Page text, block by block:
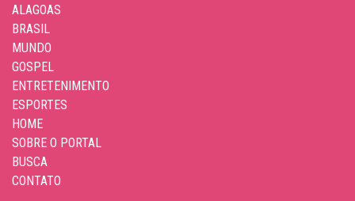
ALAGOAS
BRASIL
MUNDO
GOSPEL
ENTRETENIMENTO
ESPORTES
HOME
SOBRE O PORTAL
BUSCA
CONTATO